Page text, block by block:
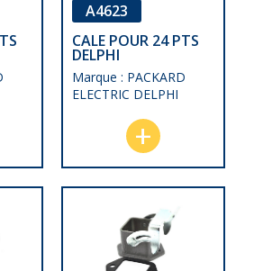
A4623
CALE POUR 24 PTS
DELPHI
Marque : PACKARD
ELECTRIC DELPHI